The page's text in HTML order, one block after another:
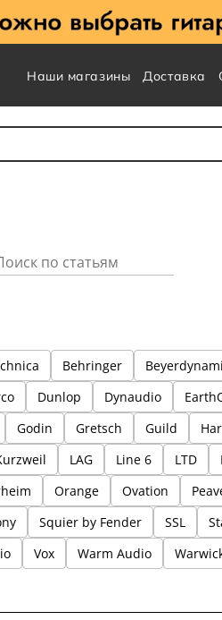
Наши магазины Доставка
Behringer
Dunlop Dynaudio
Godin Gretsch Guild
LAG Line 6 LTD
Orange Ovation
Squier by Fender SSL
Vox Warm Audio